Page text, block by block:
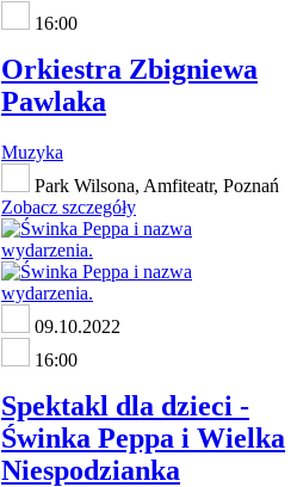
16:00
Orkiestra Zbigniewa
Pawlaka
Muzyka
Park Wilsona, Amfiteatr, Poznań
Zobacz szczegóły
09.10.2022
16:00
Spektakl dla dzieci -
Świnka Peppa i Wielka
Niespodzianka